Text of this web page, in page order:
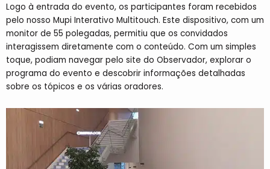
Logo à entrada do evento, os participantes foram recebidos
pelo nosso Mupi Interativo Multitouch. Este dispositivo, com um
monitor de 55 polegadas, permitiu que os convidados
interagissem diretamente com o conteúdo. Com um simples
toque, podiam navegar pelo site do Observador, explorar o
programa do evento e descobrir informações detalhadas
sobre os tópicos e os várias oradores.